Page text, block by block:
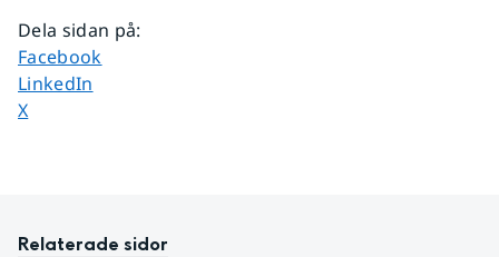
Dela sidan på:
Dela sidan på
Facebook
Dela sidan på
LinkedIn
Dela sidan på
X
Relaterade sidor